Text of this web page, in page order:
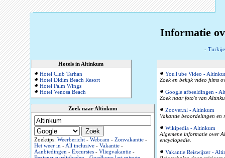
Informatie
- Turkije
Hotels in Altinkum
Hotel Club Tarhan
Hotel Didim Beach Resort
Hotel Palm Wings
Hotel Venosa Beach
Zoek naar Altinkum
Zoektips: Weerbericht- Webcam- Zonvakantie-
Het weer in-All inclusive- Vakantie-
Aanbiedingen- Excursies- Vliegvakantie-
YouTube Video -
Zoek en bekijk video films
Google afbeeldingen -
Zoek naar foto's van
Zoover.nl - Altinkum
Vakantie beoordelingen en
Wikipedia - Altinkum
Algemene informatie over
encyclopedie.
Vakantie Reiswijzer -